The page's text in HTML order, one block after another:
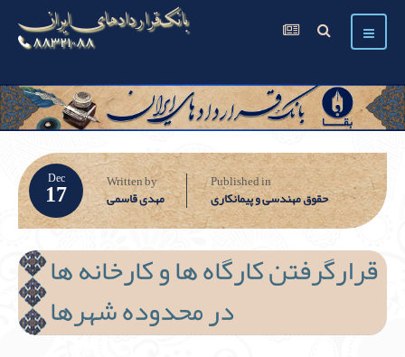
بانک قراردادهای ایران
۸۸۳۲۱۰۸۸
Dec
17 Written by
مهدی قاسمی
Published in
حقوق مهندسی و پیمانکاری
قرارگرفتن کارگاه ها و کارخانه ها
در محدوده شهرها